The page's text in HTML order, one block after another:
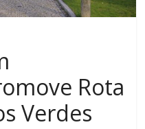
Rota
Verdes